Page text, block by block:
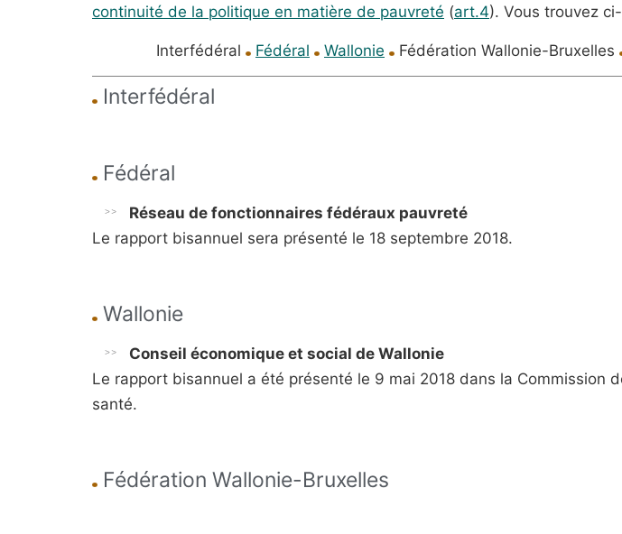
continuité de la politique en matière de pauvreté (art.4). Vous trouvez
Interfédéral Fédéral Wallonie Fédération Wallonie-Bruxelles
Interfédéral
Fédéral
Réseau de fonctionnaires fédéraux pauvreté
Le rapport bisannuel sera présenté le 18 septembre 2018.
Wallonie
Conseil économique et social de Wallonie
Le rapport bisannuel a été présenté le 9 mai 2018 dans la Commission
santé.
Fédération Wallonie-Bruxelles